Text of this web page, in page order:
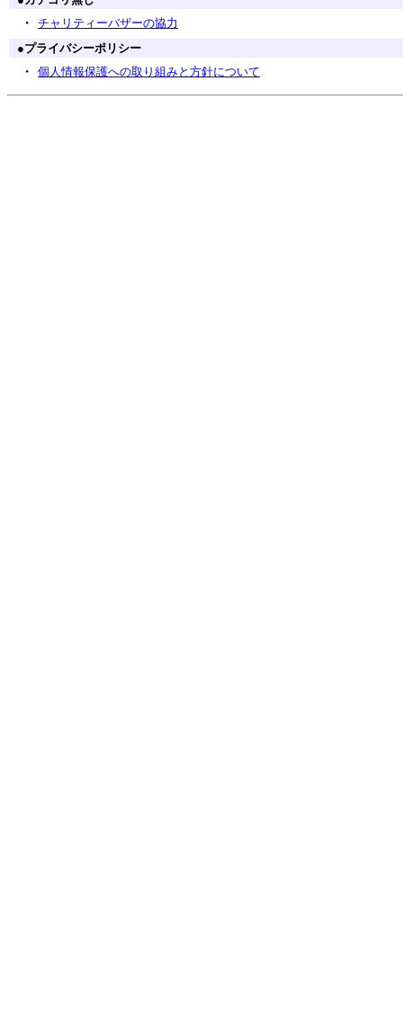
・
チャリティーバザーの協力
●プライバシーポリシー
・ 個人情報保護への取り組みと方針について